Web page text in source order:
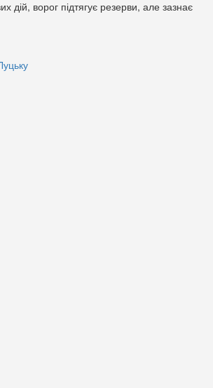
дій, ворог підтягує резерви, але зазнає